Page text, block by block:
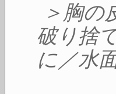
＞胸
破り捨
に／水